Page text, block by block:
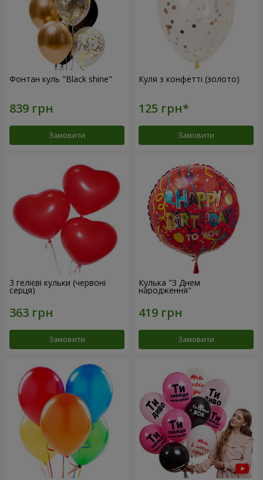
Фонтан куль "Black shine"
Замовити
Куля з конфетті (золото)
Замовити
3 гелієві кульки (червоні
серця)
Замовити
Кулька "З Днем
народження"
Замовити